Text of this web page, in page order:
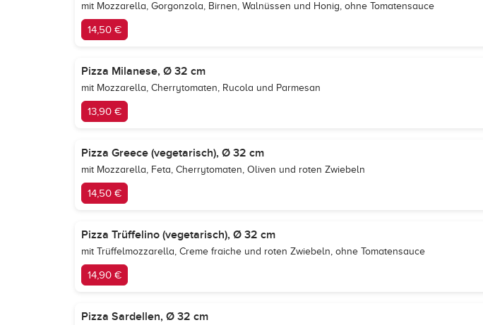
mit Mozzarella, Gorgonzola, Birnen, Walnüssen und Honig, ohne Tomatensauce
14,50 €
Pizza Milanese, Ø 32 cm
mit Mozzarella, Cherrytomaten, Rucola und Parmesan
13,90 €
Pizza Greece (vegetarisch), Ø 32 cm
mit Mozzarella, Feta, Cherrytomaten, Oliven und roten Zwiebeln
14,50 €
Pizza Trüffelino (vegetarisch), Ø 32 cm
mit Trüffelmozzarella, Creme fraiche und roten Zwiebeln, ohne Tomatensauce
14,90 €
Pizza Sardellen, Ø 32 cm